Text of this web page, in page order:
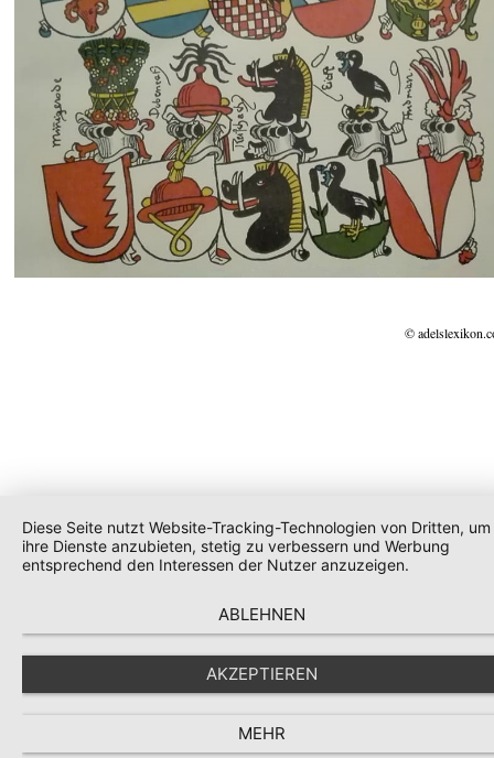
©
Diese Seite nutzt Website-Tracking-Technologien von Dritten, um
ihre Dienste anzubieten, stetig zu verbessern und Werbung
entsprechend den Interessen der Nutzer anzuzeigen.
ABLEHNEN
AKZEPTIEREN
MEHR